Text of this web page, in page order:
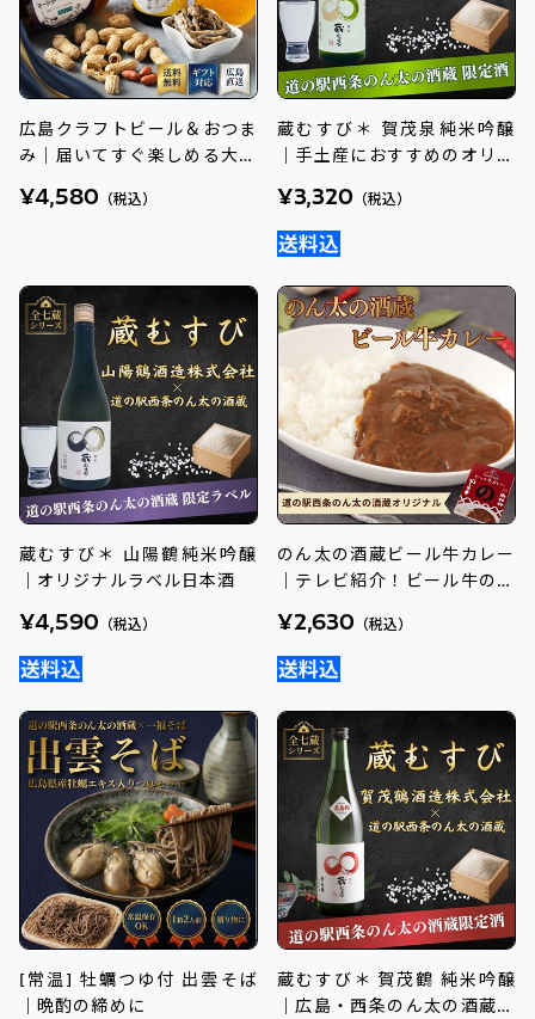
広島クラフトビール＆おつま
み｜届いてすぐ楽しめる大人
¥4,580 （税込）
蔵むすび＊ 賀茂泉純米吟醸
｜手土産におすすめのオリジ
¥3,320 （税込）
蔵むすび＊ 山陽鶴純米吟醸
｜オリジナルラベル日本酒
¥4,590 （税込）
のん太の酒蔵ビール牛カレー
｜テレビ紹介！ビール牛の旨
¥2,630 （税込）
[常温] 牡蠣つゆ付 出雲そば
｜晩酌の締めに
蔵むすび＊ 賀茂鶴 純米吟醸
｜広島・西条のん太の酒蔵オ